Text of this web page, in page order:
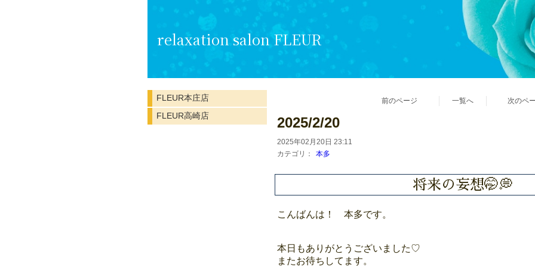
relaxation salon FLEUR
前のページ 一覧へ 次のペ
2025/2/20
2025年02月20日 23:11
カテゴリ：
本多
将来の妄想🤭💭
こんばんは！ 本多です。
本日もありがとうございました♡
またお待ちしてます。
FLEUR本庄店
FLEUR高崎店